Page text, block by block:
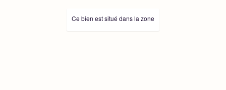
Ce bien est situé dans la zone